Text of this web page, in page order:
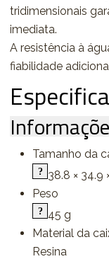
tridimensionais
imediata.
A resistência à
fiabilidade
Tamanho da
38.8 × 34.9
Peso
45 g
Material da
Resina